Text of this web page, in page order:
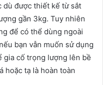
dù được thiết kế từ sắt
gần 3kg. Tuy nhiên
để có thể dùng ngoài
bạn vẫn muốn sử dụng
gia cố trọng lượng lên bề
hoặc tạ là hoàn toàn